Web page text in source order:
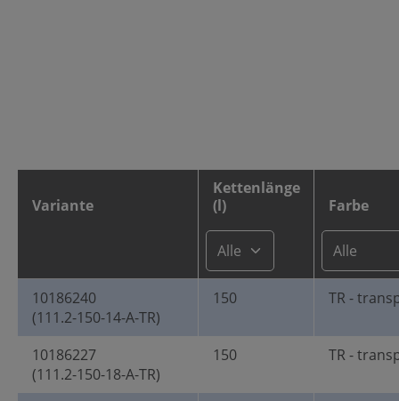
Variante
Kettenlänge
(l)
Farbe
10186240
(111.2-150-14-A-TR)
150 TR -
10186227
(111.2-150-18-A-TR)
150 TR -